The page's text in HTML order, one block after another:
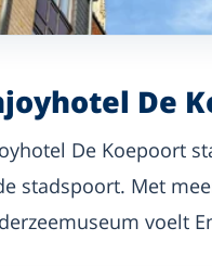
De
De Koepoort
stadspoort. Met
voelt